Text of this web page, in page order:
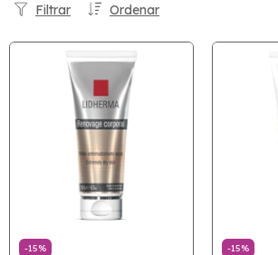
Ordenar
Filtrar
-15% -15%